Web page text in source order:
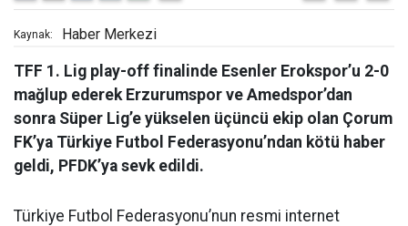
Kaynak: Haber Merkezi
TFF 1. Lig play-off finalinde Esenler Erokspor’u 2-0
mağlup ederek Erzurumspor ve Amedspor’dan
sonra Süper Lig’e yükselen üçüncü ekip olan Çorum
FK’ya Türkiye Futbol Federasyonu’ndan kötü haber
geldi, PFDK’ya sevk edildi.
Türkiye Futbol Federasyonu’nun resmi internet